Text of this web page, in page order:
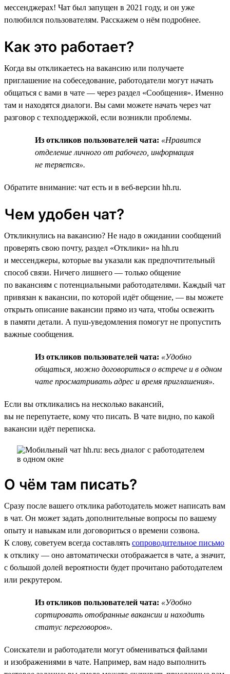
мессенджерах! Чат был запущен в 2021 году, и он уже
полюбился пользователям. Расскажем о нём подробнее.
Как это работает?
Когда вы откликаетесь на вакансию или получаете
приглашение на собеседование, работодатели могут начать
общаться с вами в чате — через раздел «Сообщения». Именно
там и находятся диалоги. Вы сами можете начать через чат
разговор с техподдержкой, если возникли проблемы.
Из откликов пользователей чата: «Нравится
отделение личного от рабочего, информация
не теряется».
Обратите внимание: чат есть и в веб-версии hh.ru.
Чем удобен чат?
Откликнулись на вакансию? Не надо в ожидании сообщений
проверять свою почту, раздел «Отклики» на hh.ru
и мессенджеры, которые вы указали как предпочтительный
способ связи. Ничего лишнего — только общение
по вакансиям с потенциальными работодателями. Каждый чат
привязан к вакансии, по которой идёт общение, — вы можете
открыть описание вакансии прямо из чата, чтобы освежить
в памяти детали. А пуш-уведомления помогут не пропустить
важные сообщения.
Из откликов пользователей чата: «Удобно
общаться, можно договориться о встрече и в одном
чате просматривать адрес и время приглашения».
Если вы откликались на несколько вакансий,
вы не перепутаете, кому что писать. В чате видно, по какой
вакансии идёт переписка.
О чём там писать?
Сразу после вашего отклика работодатель может написать вам
в чат. Он может задать дополнительные вопросы по вашему
опыту и навыкам или договориться о времени созвона.
К слову, советуем всегда составлять сопроводительное письмо
к отклику — оно автоматически отображается в чате, а значит,
с большой долей вероятности будет прочитано работодателем
или рекрутером.
Из откликов пользователей чата: «Удобно
сортировать отобранные вакансии и находить
статус переговоров».
Соискатели и работодатели могут обмениваться файлами
и изображениями в чате. Например, вам надо выполнить